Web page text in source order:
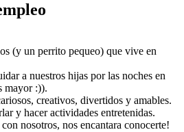
(y un perrito pequeo) que vive en
a nuestros hijas por las noches en
mayor :)).
creativos, divertidos y amables.
y hacer actividades entretenidas.
nosotros, nos encantara conocerte!